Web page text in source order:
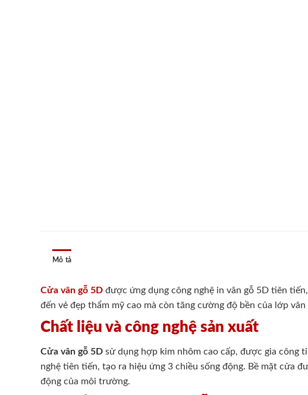
Mô tả
Cửa vân gỗ 5D được ứng dụng công nghệ in vân gỗ 5D tiên
đến vẻ đẹp thẩm mỹ cao mà còn tăng cường độ bền của lớp
Chất liệu và công nghệ sản xuất
Cửa vân gỗ 5D sử dụng hợp kim nhôm cao cấp, được gia công
nghệ tiên tiến, tạo ra hiệu ứng 3 chiều sống động. Bề mặt cửa
động của môi trường.